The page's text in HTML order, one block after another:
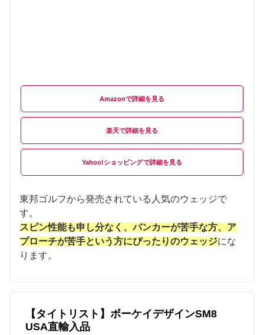
Amazon
楽天
Yahoo!ショッピング
東邦ゴルフから発売されている人気のウェッジで
す。
スピン性能も申し分なく、バンカーが苦手な方、ア
プローチが苦手という方にぴったりのウェッジにな
ります。
【タイトリスト】ボーケイデザインSM8
USA直輸入品